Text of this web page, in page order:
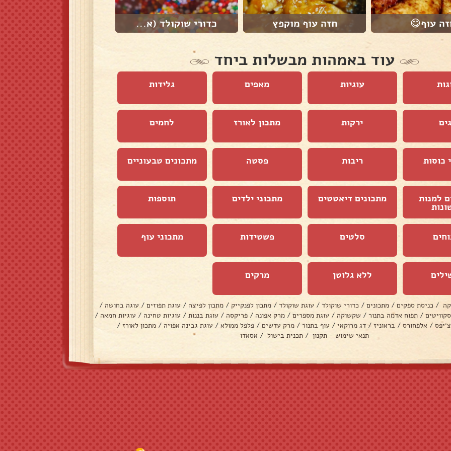
עוף😋 חזה עוף מוקפץ כדורי שוקולד (א...
עוד באמהות מבשלות ביחד
עוגיות מאפים גלידות
ירקות מתכון לאורז לחמים
כוסות ריבות פסטה מתכונים טבעוניים
למנות מתכונים דיאטטים מתכוני ילדים תוספות
סלטים פשטידות מתכוני עוף
ללא גלוטן מרקים
/ כניסת ספקים / מתכונים / כדורי שוקולד / עוגת שוקולד / מתכון לפנקייק / מתכון לפיצה / עוגת תפוזים / עוגה בחושה /
/ תפוח אדמה בתנור / שקשוקה / עוגת מספרים / מרק אפונה / פריקסה / עוגת בננות / עוגיות טחינה / עוגיות חמאה /
/ אלפחורס / בראוניז / דג מרוקאי / עוף בתנור / מרק עדשים / פלפל ממולא / עוגת גבינה אפויה / מתכון לאורז /
תנאי שימוש - תקנון / תכנית בישול / אסאדו